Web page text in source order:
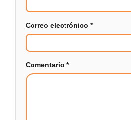
Correo electrónico*
Comentario*